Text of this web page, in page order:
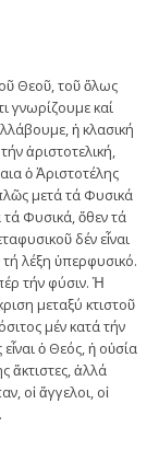
Θεοῦ, τοῦ ὅλως
γνωρίζουμε καί
ἡ κλασική
ἀριστοτελική,
ὁ Ἀριστοτέλης
μετά τά Φυσικά
Φυσικά, ὅθεν τά
δέν εἶναι
λέξη ὑπερφυσικό.
τήν φύσιν. Ἡ
μεταξύ κτιστοῦ
μέν κατά τήν
ὁ Θεός, ἡ οὐσία
ἄκτιστες, ἀλλά
οἱ ἄγγελοι, οἱ